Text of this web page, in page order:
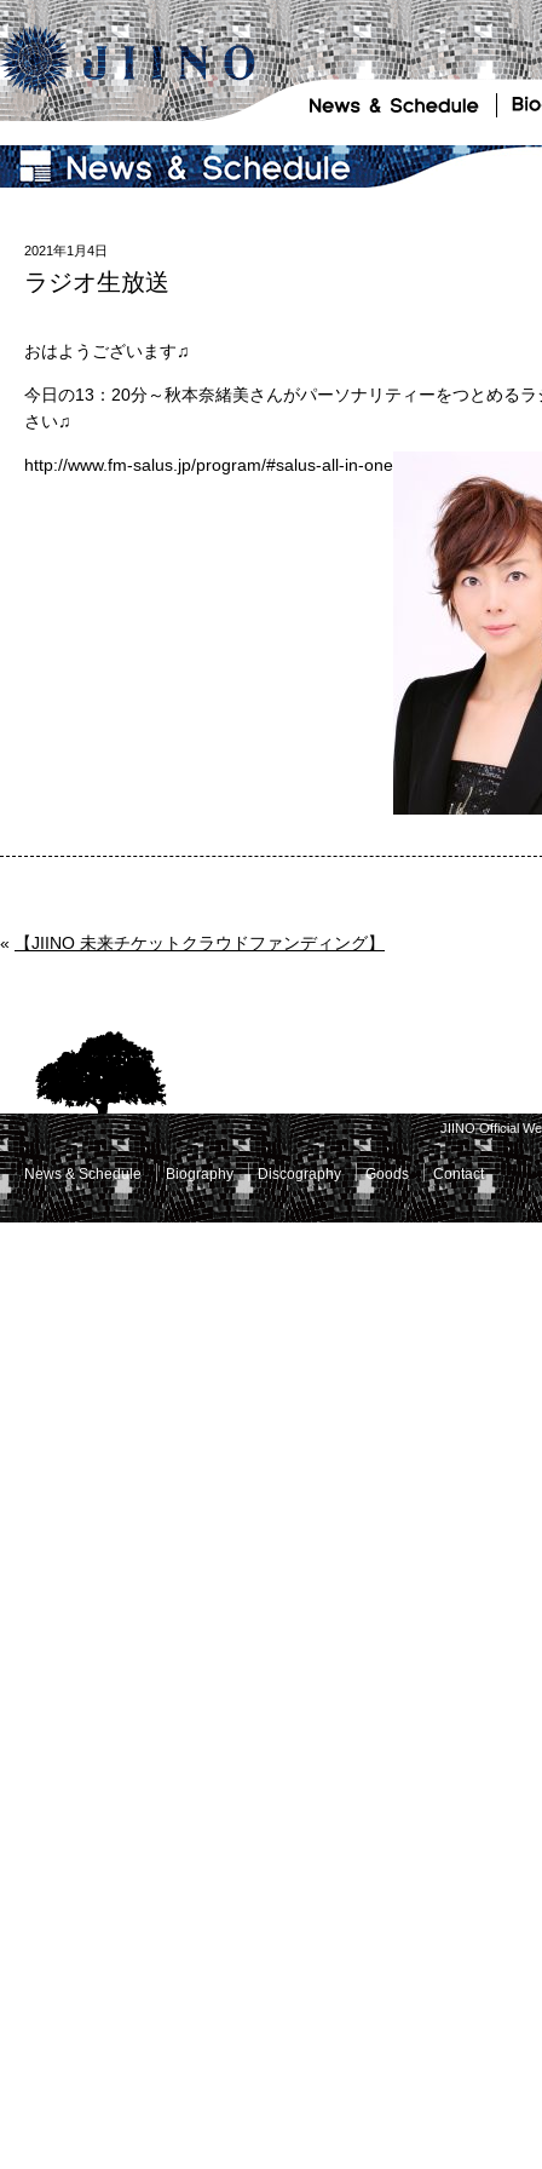
2021年1月4日
ラジオ生放送
おはようございます♫
今日の13：20分～秋本奈緒美さんがパーソナリティーをつとめる
さい♫
http://www.fm-salus.jp/program/#salus-all-in-one
« 【JIINO 未来チケットクラウドファンディング】
JIINO Official
News & Schedule Biography Discography Goods Contact